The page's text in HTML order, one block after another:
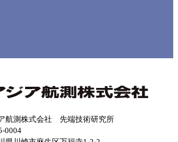
航測株式会社 先端技術研究所
0004